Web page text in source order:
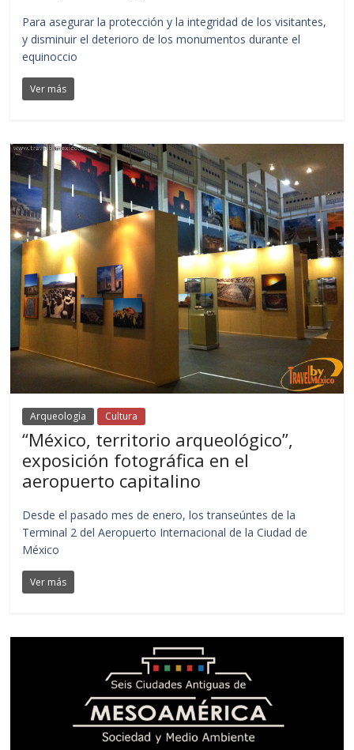
Para asegurar la protección y la integridad de los visitantes,
y disminuir el deterioro de los monumentos durante el
equinoccio
Ver más
Arqueología Cultura
“México, territorio arqueológico”,
exposición fotográfica en el
aeropuerto capitalino
Desde el pasado mes de enero, los transeúntes de la
Terminal 2 del Aeropuerto Internacional de la Ciudad de
México
Ver más